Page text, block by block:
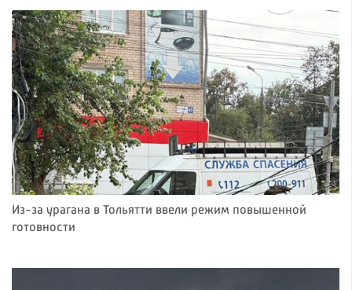
Из-за урагана в Тольятти ввели режим повышенной
готовности